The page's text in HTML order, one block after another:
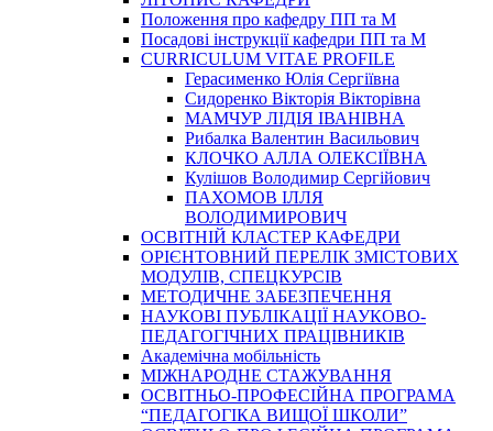
Положення про кафедру ПП та М
Посадові інструкції кафедри ПП та М
CURRICULUM VITAE PROFILE
Герасименко Юлія Сергіївна
Сидоренко Вікторія Вікторівна
МАМЧУР ЛІДІЯ ІВАНІВНА
Рибалка Валентин Васильович
КЛОЧКО АЛЛА ОЛЕКСІЇВНА
Кулішов Володимир Сергійович
ПАХОМОВ ІЛЛЯ
ВОЛОДИМИРОВИЧ
ОСВІТНІЙ КЛАСТЕР КАФЕДРИ
ОРІЄНТОВНИЙ ПЕРЕЛІК ЗМІСТОВИХ
МОДУЛІВ, СПЕЦКУРСІВ
МЕТОДИЧНЕ ЗАБЕЗПЕЧЕННЯ
НАУКОВІ ПУБЛІКАЦІЇ НАУКОВО-
ПЕДАГОГІЧНИХ ПРАЦІВНИКІВ
Академічна мобільність
МІЖНАРОДНЕ СТАЖУВАННЯ
ОСВІТНЬО-ПРОФЕСІЙНА ПРОГРАМА
“ПЕДАГОГІКА ВИЩОЇ ШКОЛИ”